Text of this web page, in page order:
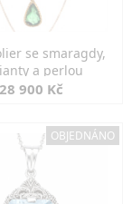
se smaragdy,
a perlou
28 900 Kč
OBJEDNÁNO